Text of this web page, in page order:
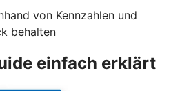
von Kennzahlen und
behalten
einfach erklärt